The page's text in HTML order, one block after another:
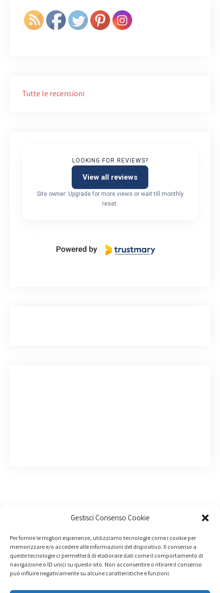
Gestisci Consenso Cookie
Per fornire le migliori esperienze, utilizziamo tecnologie come i cookie per
memorizzare e/o accedere alle informazioni del dispositivo. Il consenso a
queste tecnologie ci permetterà di elaborare dati come il comportamento di
navigazione o ID unici su questo sito. Non acconsentire o ritirare il consenso
può influire negativamente su alcune caratteristiche e funzioni.
Tutte le recensioni
LOOKING FOR REVIEWS?
View all reviews
Site owner: Upgrade for more views or wait till monthly
reset.